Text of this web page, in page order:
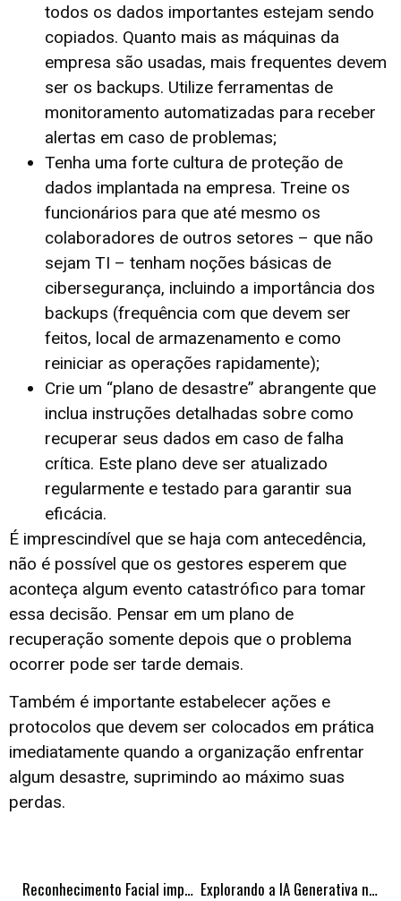
todos os dados importantes estejam sendo
copiados. Quanto mais as máquinas da
empresa são usadas, mais frequentes devem
ser os backups. Utilize ferramentas de
monitoramento automatizadas para receber
alertas em caso de problemas;
Tenha uma forte cultura de proteção de
dados implantada na empresa. Treine os
funcionários para que até mesmo os
colaboradores de outros setores – que não
sejam TI – tenham noções básicas de
cibersegurança, incluindo a importância dos
backups (frequência com que devem ser
feitos, local de armazenamento e como
reiniciar as operações rapidamente);
Crie um “plano de desastre” abrangente que
inclua instruções detalhadas sobre como
recuperar seus dados em caso de falha
crítica. Este plano deve ser atualizado
regularmente e testado para garantir sua
eficácia.
É imprescindível que se haja com antecedência,
não é possível que os gestores esperem que
aconteça algum evento catastrófico para tomar
essa decisão. Pensar em um plano de
recuperação somente depois que o problema
ocorrer pode ser tarde demais.
Também é importante estabelecer ações e
protocolos que devem ser colocados em prática
imediatamente quando a organização enfrentar
algum desastre, suprimindo ao máximo suas
perdas.
Reconhecimento Facial impulsiona crescimento do setor de segurança eletrônica Explorando a IA Generativa nas empresas e aumentando a sua vantagem competitiva no mercado